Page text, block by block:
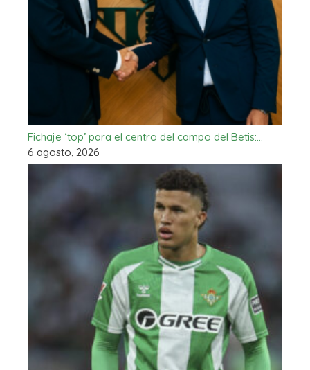
Fichaje ‘top’ para el centro del campo del Betis:…
6 agosto, 2026